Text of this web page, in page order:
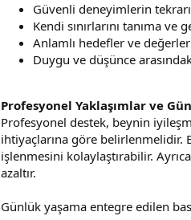
Güvenli deneyimlerin
Kendi sınırlarını tanıma
Anlamlı hedefler ve
Duygu ve düşünce
Profesyonel Yaklaşımlar ve
Profesyonel destek, beynin
ihtiyaçlarına göre belirlenmelidir.
işlenmesini kolaylaştırabilir.
azaltır.
Günlük yaşama entegre edilen